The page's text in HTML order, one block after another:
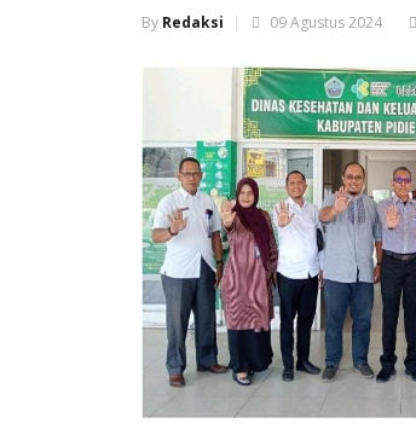
By Redaksi 09 Agustus 2024